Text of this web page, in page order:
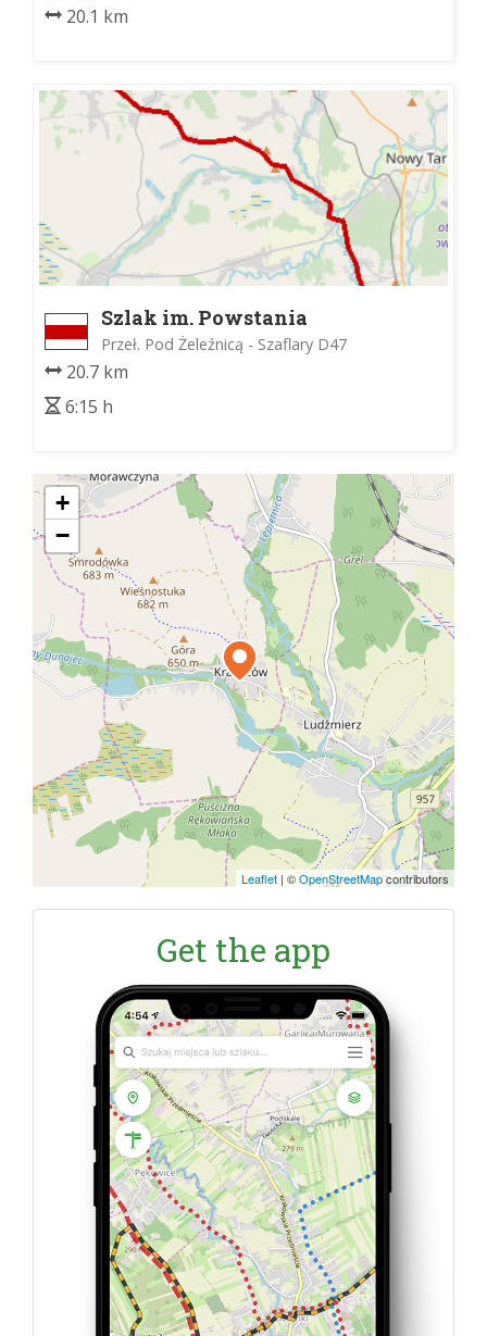
20.1 km
Szlak im. Powstania
Chochołowskiego
Przeł. Pod Żeleźnicą - Szaflary D47
20.7 km
6:15 h
+
−
Leaflet | ©OpenStreetMapcontributors
Get the app